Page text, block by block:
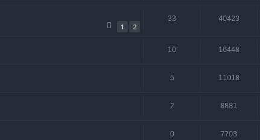
1 2
33 40423
10 16448
5 11018
2 8881
0 7703